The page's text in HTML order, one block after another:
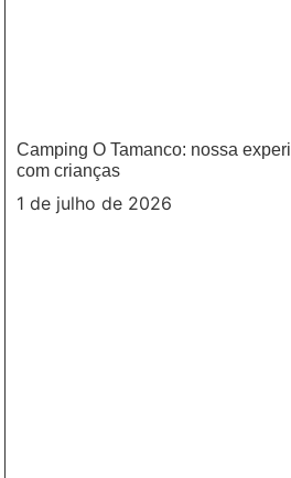
Camping O Tamanco: nossa
com crianças
1 de julho de 2026